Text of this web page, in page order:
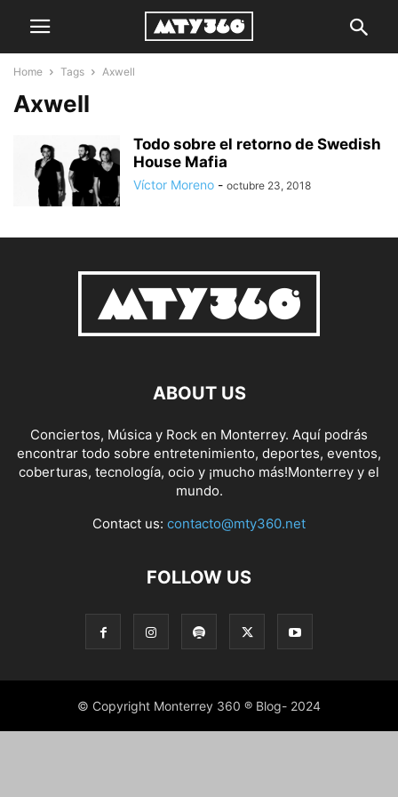
Home Tags Axwell
Axwell
Todo sobre el retorno de Swedish
House Mafia
Víctor Moreno - octubre 23, 2018
ABOUT US
Conciertos, Música y Rock en Monterrey. Aquí podrás
encontrar todo sobre entretenimiento, deportes, eventos,
coberturas, tecnología, ocio y ¡mucho más!Monterrey y el
mundo.
Contact us: contacto@mty360.net
FOLLOW US
© Copyright Monterrey 360 ® Blog- 2024